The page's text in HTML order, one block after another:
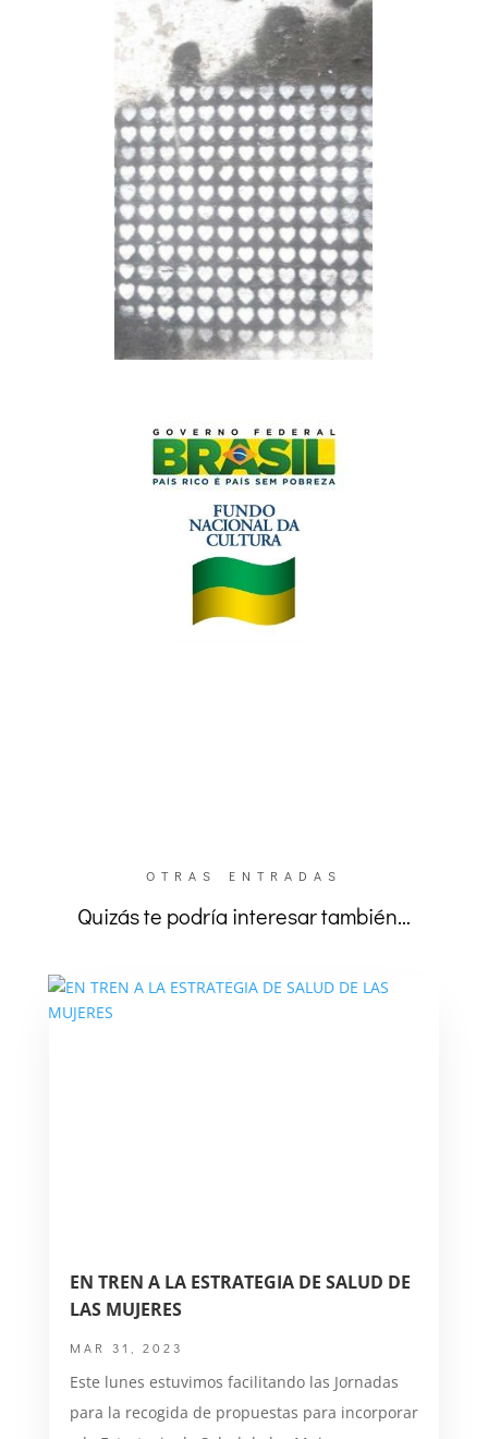
OTRAS ENTRADAS
Quizás te podría interesar también…
EN TREN A LA ESTRATEGIA DE SALUD DE
LAS MUJERES
MAR 31, 2023
Este lunes estuvimos facilitando las Jornadas
para la recogida de propuestas para incorporar